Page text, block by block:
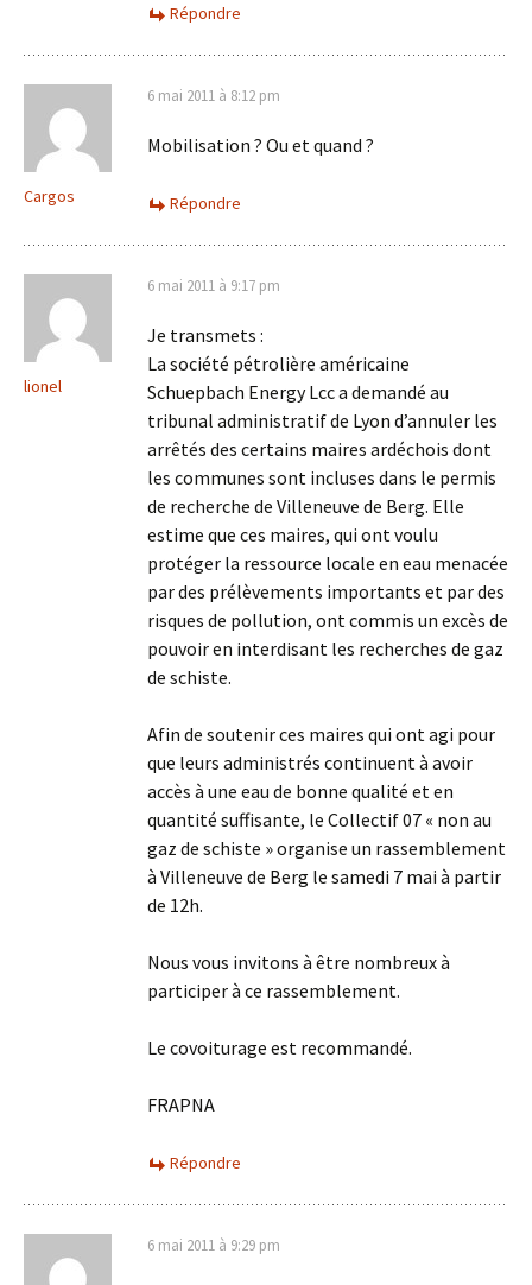
Répondre
Cargos
6 mai 2011 à 8:12 pm
Mobilisation ? Ou et quand ?
Répondre
lionel
6 mai 2011 à 9:17 pm
Je transmets :
La société pétrolière américaine
Schuepbach Energy Lcc a demandé au
tribunal administratif de Lyon d’annuler les
arrêtés des certains maires ardéchois dont
les communes sont incluses dans le permis
de recherche de Villeneuve de Berg. Elle
estime que ces maires, qui ont voulu
protéger la ressource locale en eau menacée
par des prélèvements importants et par des
risques de pollution, ont commis un excès de
pouvoir en interdisant les recherches de gaz
de schiste.
Afin de soutenir ces maires qui ont agi pour
que leurs administrés continuent à avoir
accès à une eau de bonne qualité et en
quantité suffisante, le Collectif 07 « non au
gaz de schiste » organise un rassemblement
à Villeneuve de Berg le samedi 7 mai à partir
de 12h.
Nous vous invitons à être nombreux à
participer à ce rassemblement.
Le covoiturage est recommandé.
FRAPNA
Répondre
6 mai 2011 à 9:29 pm